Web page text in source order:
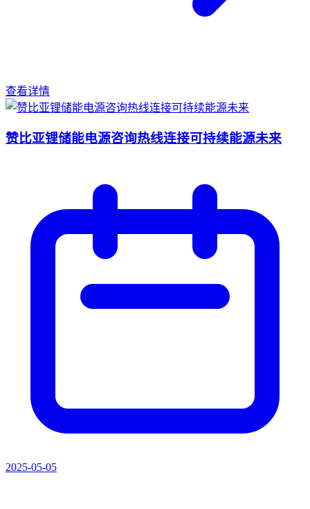
查看详情
赞比亚锂储能电源咨询热线连接可持续能源未来
2025-05-05